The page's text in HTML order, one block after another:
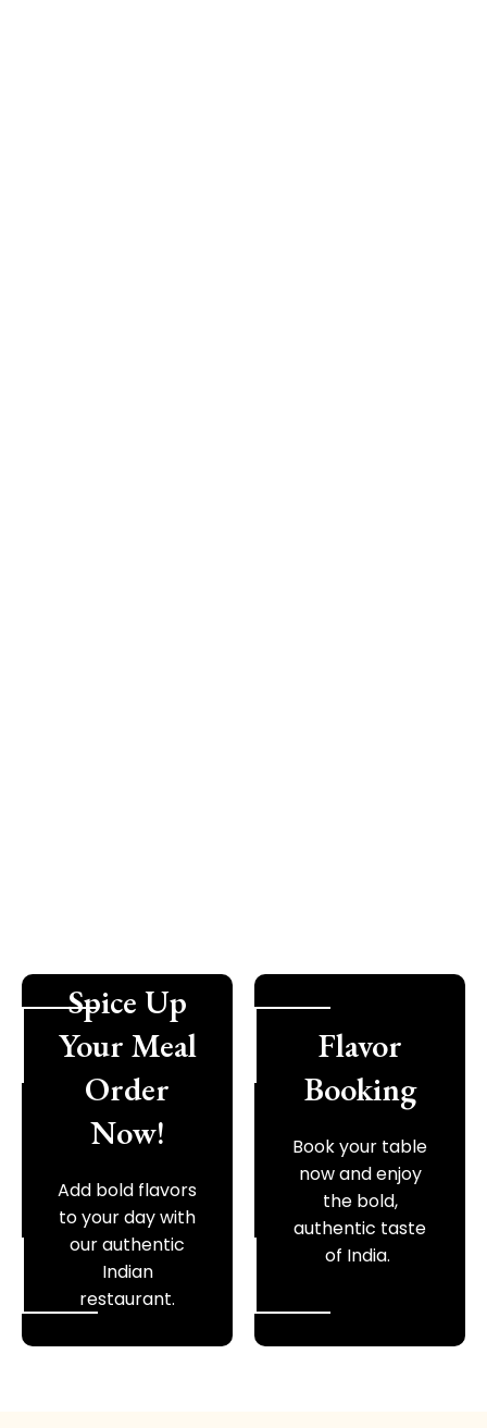
Spice Up
Your Meal
Order
Now!
Add bold flavors
to your day with
our authentic
Indian
restaurant.
Flavor
Booking
Book your table
now and enjoy
the bold,
authentic taste
of India.